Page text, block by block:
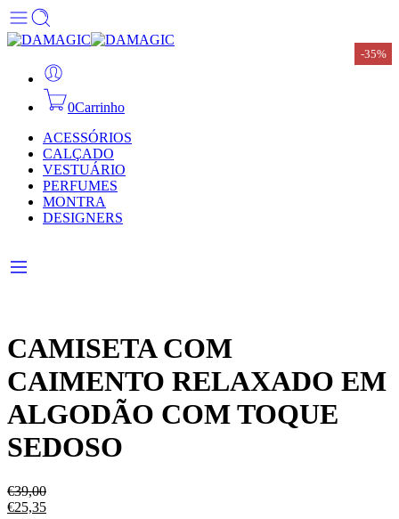
0Carrinho
ACESSÓRIOS
CALÇADO
VESTUÁRIO
PERFUMES
MONTRA
DESIGNERS
CAMISETA COM
CAIMENTO RELAXADO EM
ALGODÃO COM TOQUE
SEDOSO
€39,00
€25,35
-35%
-35%
-35%
-35%
-35%
-35%
-35%